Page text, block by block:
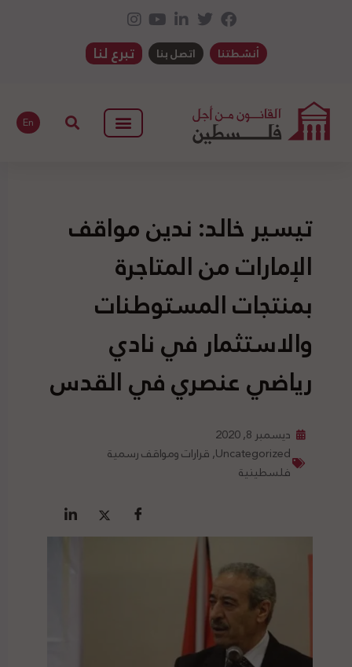
أنشطتنا اتصل بنا تبرع لنا
En
تيسير خالد: ندين مواقف
الإمارات من المتاجرة
بمنتجات المستوطنات
والاستثمار في نادي
رياضي عنصري في القدس
ديسمبر 8, 2020
Uncategorized
,قرارات ومواقف رسمية
فلسطينية